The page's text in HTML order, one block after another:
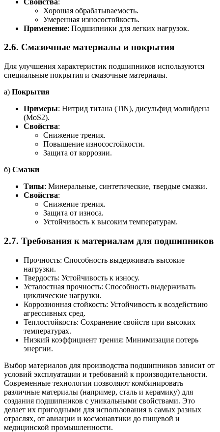
Хорошая обрабатываемость.
Умеренная износостойкость.
Применение: Подшипники для легких нагрузок.
2.6. Смазочные материалы и покрытия
Для улучшения характеристик подшипников используются
специальные покрытия и смазочные материалы.
а) Покрытия
Примеры: Нитрид титана (TiN), дисульфид молибдена
(MoS2).
Свойства:
Снижение трения.
Повышение износостойкости.
Защита от коррозии.
б) Смазки
Типы: Минеральные, синтетические, твердые смазки.
Свойства:
Снижение трения.
Защита от износа.
Устойчивость к высоким температурам.
2.7. Требования к материалам для подшипников
Прочность: Способность выдерживать высокие
нагрузки.
Твердость: Устойчивость к износу.
Усталостная прочность: Способность выдерживать
циклические нагрузки.
Коррозионная стойкость: Устойчивость к воздействию
агрессивных сред.
Теплостойкость: Сохранение свойств при высоких
температурах.
Низкий коэффициент трения: Минимизация потерь
энергии.
Выбор материалов для производства подшипников зависит от
условий эксплуатации и требований к производительности.
Современные технологии позволяют комбинировать
различные материалы (например, сталь и керамику) для
создания подшипников с уникальными свойствами. Это
делает их пригодными для использования в самых разных
отраслях, от авиации и космонавтики до пищевой и
медицинской промышленности.